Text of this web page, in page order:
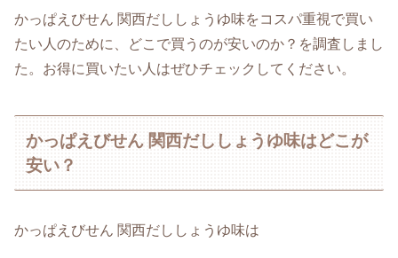
かっぱえびせん 関西だししょうゆ味をコスパ重視で買い
たい人のために、どこで買うのが安いのか？を調査しまし
た。お得に買いたい人はぜひチェックしてください。
かっぱえびせん 関西だししょうゆ味はどこが
安い？
かっぱえびせん 関西だししょうゆ味は